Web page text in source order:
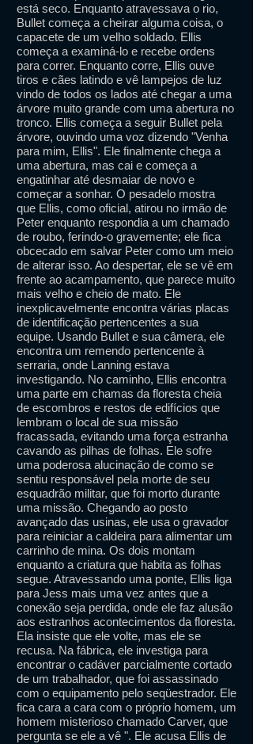
está seco. Enquanto atravessava o rio,
Bullet começa a cheirar alguma coisa, o
capacete de um velho soldado. Ellis
começa a examiná-lo e recebe ordens
para correr. Enquanto corre, Ellis ouve
tiros e cães latindo e vê lampejos de luz
vindo de todos os lados até chegar a uma
árvore muito grande com uma abertura no
tronco. Ellis começa a seguir Bullet pela
árvore, ouvindo uma voz dizendo "Venha
para mim, Ellis". Ele finalmente chega a
uma abertura, mas cai e começa a
engatinhar até desmaiar de novo e
começar a sonhar. O pesadelo mostra
que Ellis, como oficial, atirou no irmão de
Peter enquanto respondia a um chamado
de roubo, ferindo-o gravemente; ele fica
obcecado em salvar Peter como um meio
de alterar isso. Ao despertar, ele se vê em
frente ao acampamento, que parece muito
mais velho e cheio de mato. Ele
inexplicavelmente encontra várias placas
de identificação pertencentes a sua
equipe. Usando Bullet e sua câmera, ele
encontra um remendo pertencente à
serraria, onde Lanning estava
investigando. No caminho, Ellis encontra
uma parte em chamas da floresta cheia
de escombros e restos de edifícios que
lembram o local de sua missão
fracassada, evitando uma força estranha
cavando as pilhas de folhas. Ele sofre
uma poderosa alucinação de como se
sentiu responsável pela morte de seu
esquadrão militar, que foi morto durante
uma missão. Chegando ao posto
avançado das usinas, ele usa o gravador
para reiniciar a caldeira para alimentar um
carrinho de mina. Os dois montam
enquanto a criatura que habita as folhas
segue. Atravessando uma ponte, Ellis liga
para Jess mais uma vez antes que a
conexão seja perdida, onde ele faz alusão
aos estranhos acontecimentos da floresta.
Ela insiste que ele volte, mas ele se
recusa. Na fábrica, ele investiga para
encontrar o cadáver parcialmente cortado
de um trabalhador, que foi assassinado
com o equipamento pelo seqüestrador. Ele
fica cara a cara com o próprio homem, um
homem misterioso chamado Carver, que
pergunta se ele a vê ". Ele acusa Ellis de